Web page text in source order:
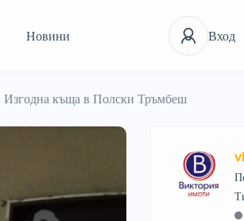
Новини Вход
Изгодна къща в Полски Тръмбеш